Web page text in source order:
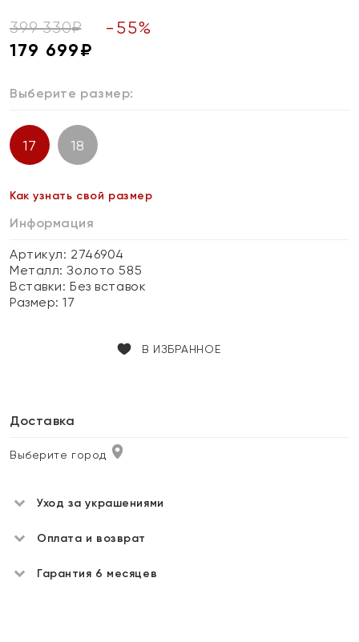
399 330₽ - 55%
179 699₽
Выберите размер:
17 18
Как узнать свой размер
Информация
Артикул: 2746904
Металл:Золото 585
Вставки:Без вставок
Размер:17
В ИЗБРАННОЕ
Доставка
Выберите город
Уход за украшениями
Оплата и возврат
Гарантия 6 месяцев